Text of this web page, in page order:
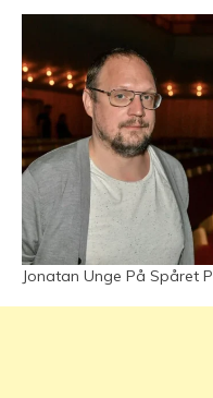
Jonatan Unge På Spåret